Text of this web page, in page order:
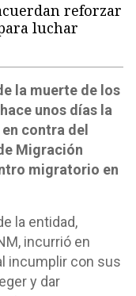
reforzar
luchar
la muerte de los
unos días la
contra del
Migración
migratorio en
la entidad,
incurrió en
incumplir con sus
y dar